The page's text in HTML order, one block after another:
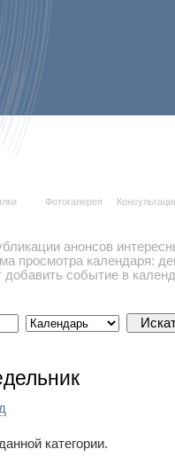
Фотогалерея
анонсов
просмотра календаря:
добавить событие в
категории.